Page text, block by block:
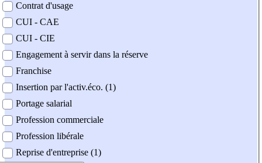
Contrat d'usage
CUI - CAE
CUI - CIE
Engagement à servir dans la réserve
Franchise
Insertion par l'activ.éco. (1)
Portage salarial
Profession commerciale
Profession libérale
Reprise d'entreprise (1)